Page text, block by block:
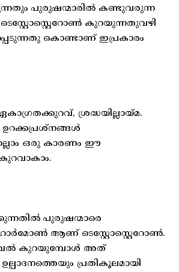
പുരുഷന്മാരിൽ കണ്ടുവരുന്ന
കുറയുന്നതുവഴി
കൊണ്ടാണ് ഇപ്രകാരം
ശ്രദ്ധയില്ലായ്മ.
ഉറക്കപ്രശ്നങ്ങൾ
ഒരു കാരണം ഈ
പുരുഷന്മാരെ
ആണ് ടെസ്റ്റോസ്റ്റെറോൺ.
കുറയുമ്പോൾ അത്
പ്രതികൂലമായി